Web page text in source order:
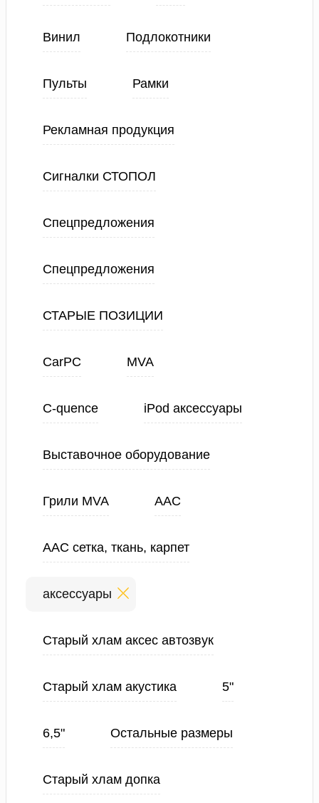
Винил Подлокотники
Пульты Рамки
Рекламная продукция
Сигналки СТОПОЛ
Спецпредложения
Спецпредложения
СТАРЫЕ ПОЗИЦИИ
CarPC MVA
C-quence iPod аксессуары
Выставочное оборудование
Грили MVA ААС
ААС сетка, ткань, карпет
аксессуары
Старый хлам аксес автозвук
Старый хлам акустика 5"
6,5" Остальные размеры
Старый хлам допка